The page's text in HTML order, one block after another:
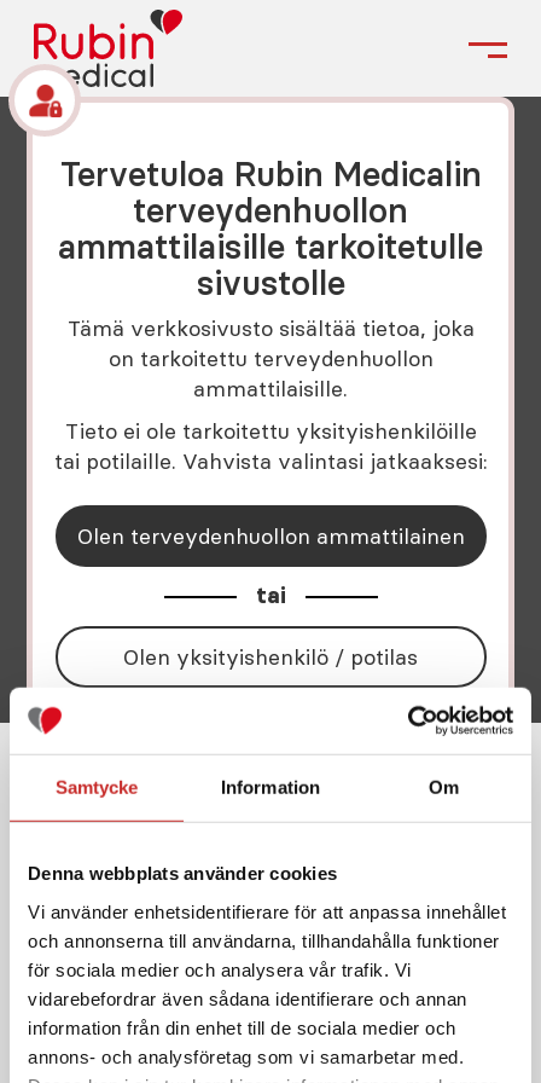
Samtycke Information Om
Denna webbplats använder cookies
Vi använder enhetsidentifierare för att anpassa innehållet
och annonserna till användarna, tillhandahålla funktioner
för sociala medier och analysera vår trafik. Vi
vidarebefordrar även sådana identifierare och annan
information från din enhet till de sociala medier och
annons- och analysföretag som vi samarbetar med.
Tervetuloa Rubin Medicalin
terveydenhuollon
ammattilaisille tarkoitetulle
sivustolle
Tämä verkkosivusto sisältää tietoa, joka
on tarkoitettu terveydenhuollon
ammattilaisille.
Tieto ei ole tarkoitettu yksityishenkilöille
tai potilaille. Vahvista valintasi jatkaaksesi:
Olen terveydenhuollon ammattilainen
tai
Olen yksityishenkilö / potilas
Esite
CGM aloitus - Tandem
t:slim X2 -
insuliinipumppu
Tuote: Tandem t:slim X2™-
insuliinipumppu
Lataa tiedosto
Muita tietoja Tandem t:slim X2™-
Hätävaihto – Tandem t:slim X2